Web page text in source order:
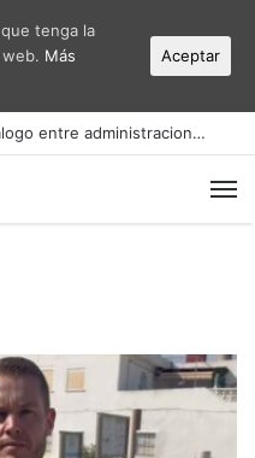
El PSOE pide una mesa de diálogo entre administraciones y vecinos por el ruido del aeropuerto Alicante-Elche
tenga la
Más
Aceptar